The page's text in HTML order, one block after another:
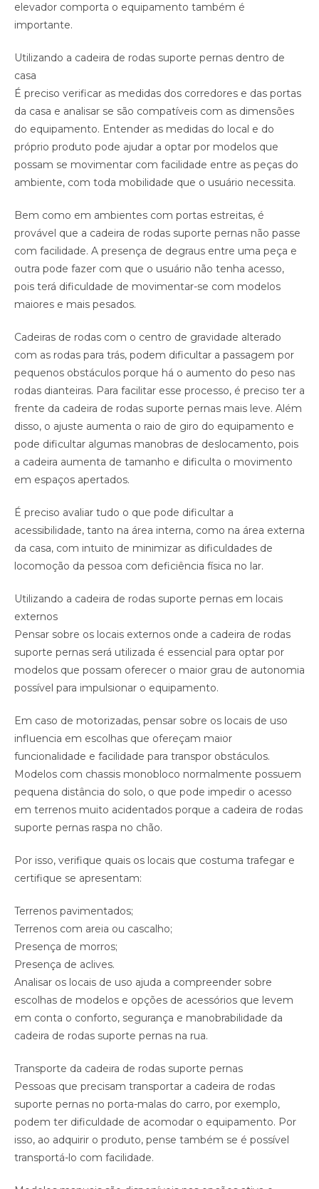
elevador comporta o equipamento também é
importante.
Utilizando a cadeira de rodas suporte pernas dentro de
casa
É preciso verificar as medidas dos corredores e das portas
da casa e analisar se são compatíveis com as dimensões
do equipamento. Entender as medidas do local e do
próprio produto pode ajudar a optar por modelos que
possam se movimentar com facilidade entre as peças do
ambiente, com toda mobilidade que o usuário necessita.
Bem como em ambientes com portas estreitas, é
provável que a cadeira de rodas suporte pernas não passe
com facilidade. A presença de degraus entre uma peça e
outra pode fazer com que o usuário não tenha acesso,
pois terá dificuldade de movimentar-se com modelos
maiores e mais pesados.
Cadeiras de rodas com o centro de gravidade alterado
com as rodas para trás, podem dificultar a passagem por
pequenos obstáculos porque há o aumento do peso nas
rodas dianteiras. Para facilitar esse processo, é preciso ter a
frente da cadeira de rodas suporte pernas mais leve. Além
disso, o ajuste aumenta o raio de giro do equipamento e
pode dificultar algumas manobras de deslocamento, pois
a cadeira aumenta de tamanho e dificulta o movimento
em espaços apertados.
É preciso avaliar tudo o que pode dificultar a
acessibilidade, tanto na área interna, como na área externa
da casa, com intuito de minimizar as dificuldades de
locomoção da pessoa com deficiência física no lar.
Utilizando a cadeira de rodas suporte pernas em locais
externos
Pensar sobre os locais externos onde a cadeira de rodas
suporte pernas será utilizada é essencial para optar por
modelos que possam oferecer o maior grau de autonomia
possível para impulsionar o equipamento.
Em caso de motorizadas, pensar sobre os locais de uso
influencia em escolhas que ofereçam maior
funcionalidade e facilidade para transpor obstáculos.
Modelos com chassis monobloco normalmente possuem
pequena distância do solo, o que pode impedir o acesso
em terrenos muito acidentados porque a cadeira de rodas
suporte pernas raspa no chão.
Por isso, verifique quais os locais que costuma trafegar e
certifique se apresentam:
Terrenos pavimentados;
Terrenos com areia ou cascalho;
Presença de morros;
Presença de aclives.
Analisar os locais de uso ajuda a compreender sobre
escolhas de modelos e opções de acessórios que levem
em conta o conforto, segurança e manobrabilidade da
cadeira de rodas suporte pernas na rua.
Transporte da cadeira de rodas suporte pernas
Pessoas que precisam transportar a cadeira de rodas
suporte pernas no porta-malas do carro, por exemplo,
podem ter dificuldade de acomodar o equipamento. Por
isso, ao adquirir o produto, pense também se é possível
transportá-lo com facilidade.